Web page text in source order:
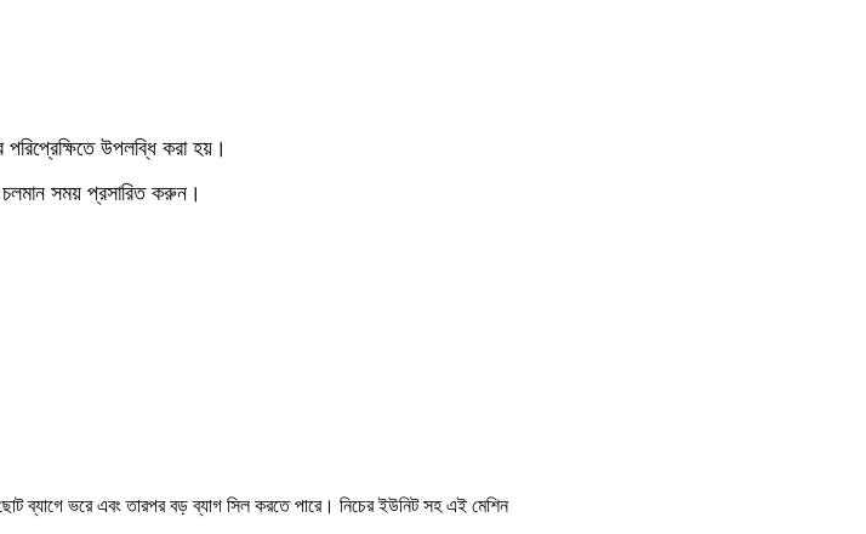
পরিপ্রেক্ষিতে উপলব্ধি করা হয়।
চলমান সময় প্রসারিত করুন।
ব্যাগে ভরে এবং তারপর বড় ব্যাগ সিল করতে পারে। নিচের ইউনিট সহ এই মেশিন